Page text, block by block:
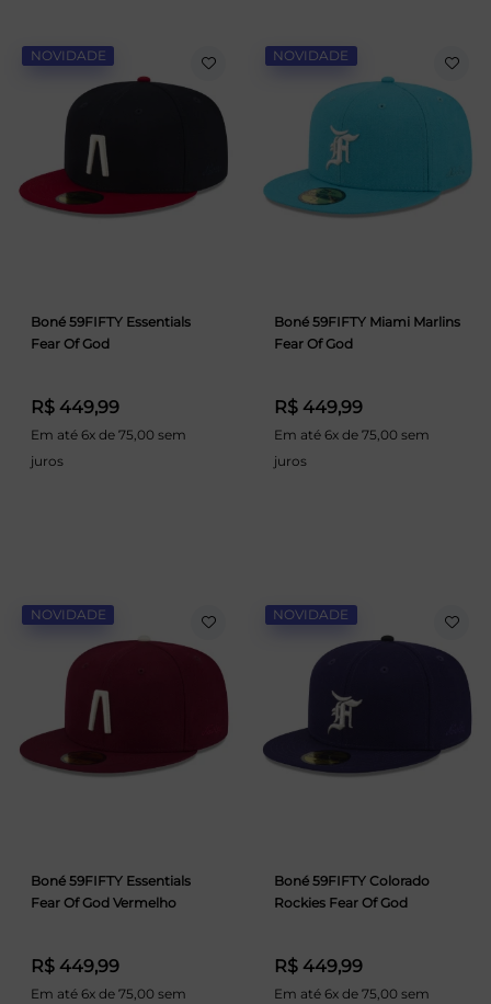
NOVIDADE
Boné 59FIFTY Essentials
Fear Of God
R$ 449,99
Em até 6x de 75,00 sem
juros
NOVIDADE
Boné 59FIFTY Miami Marlins
Fear Of God
R$ 449,99
Em até 6x de 75,00 sem
juros
NOVIDADE
Boné 59FIFTY Essentials
Fear Of God Vermelho
R$ 449,99
Em até 6x de 75,00 sem
NOVIDADE
Boné 59FIFTY Colorado
Rockies Fear Of God
R$ 449,99
Em até 6x de 75,00 sem